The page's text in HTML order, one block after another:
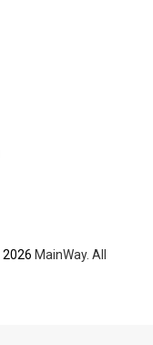
2026 MainWay. All